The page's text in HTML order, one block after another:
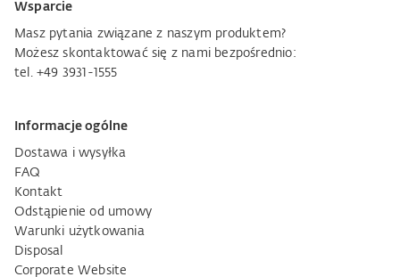
Wsparcie
Masz pytania związane z naszym produktem?
Możesz skontaktować się z nami bezpośrednio:
tel. +49 3931-1555
Informacje ogólne
Dostawa i wysyłka
FAQ
Kontakt
Odstąpienie od umowy
Warunki użytkowania
Disposal
Corporate Website